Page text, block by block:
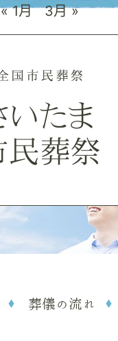
葬儀の流れ
« 1月 3月 »